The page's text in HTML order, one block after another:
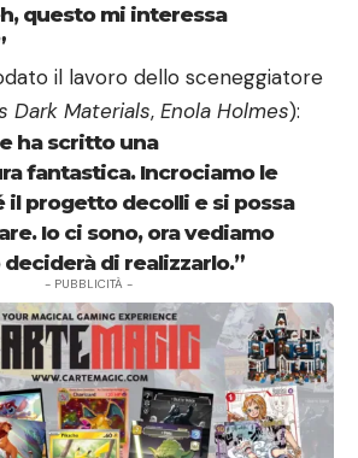
questo mi interessa
il lavoro dello sceneggiatore
Dark Materials, Enola Holmes):
ha scritto una
fantastica. Incrociamo le
il progetto decolli e si possa
Io ci sono, ora vediamo
di realizzarlo.”
- PUBBLICITÀ -